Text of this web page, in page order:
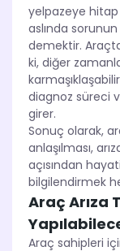
yelpazeye hitap
aslında
demektir.
ki, diğer
diagnoz süreci
girer.
Sonuç olarak,
anlaşılması,
açısından
bilgilendirmek
Araç Arıza
Araç sahipleri